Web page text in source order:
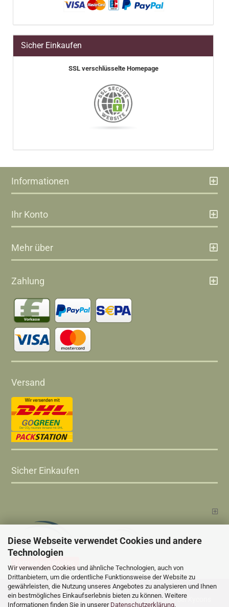
Diese Webseite verwendet Cookies und andere
Technologien
Wir verwenden Cookies und ähnliche Technologien, auch von
Drittanbietern, um die ordentliche Funktionsweise der Website zu
gewährleisten, die Nutzung unseres Angebotes zu analysieren und Ihnen
ein bestmögliches Einkaufserlebnis bieten zu können. Weitere
Informationen finden Sie in unserer Datenschutzerklärung.
Sicher Einkaufen
SSL verschlüsselte Homepage
Informationen
Ihr Konto
Mehr über
Zahlung
Versand
Sicher Einkaufen
Alle Preise sind inkl. MwSt., zzgl.Versandkosten
Online Shopby Gambio.de © 2025 Gambio Templates bei